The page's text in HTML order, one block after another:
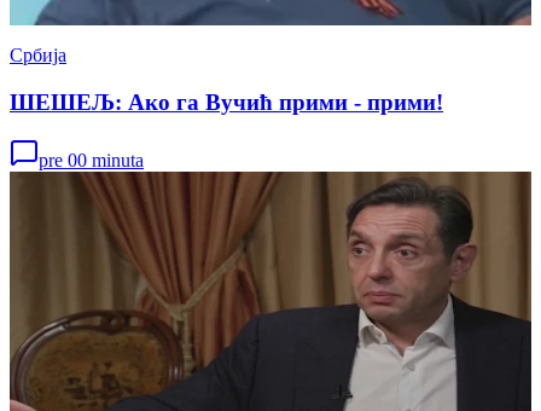
Србија
ШЕШЕЉ: Ако га Вучић прими - прими!
pre 00 minuta